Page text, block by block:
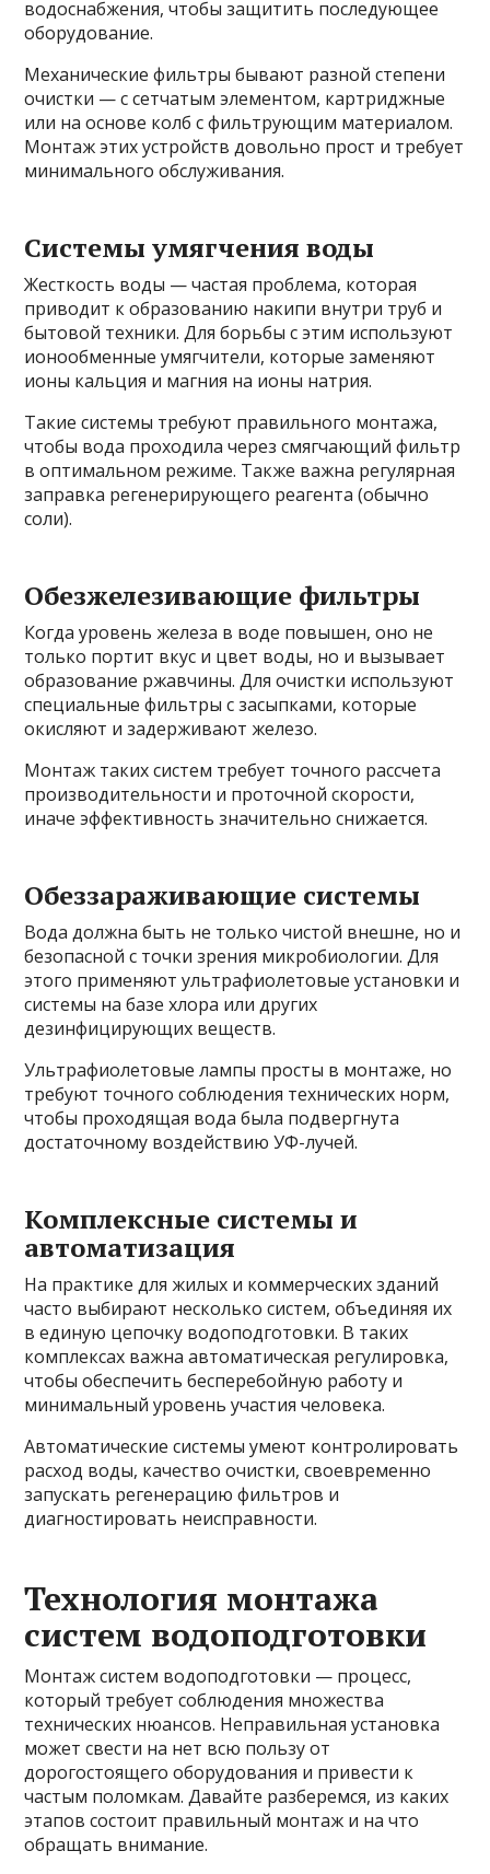
водоснабжения, чтобы защитить последующее
оборудование.
Механические фильтры бывают разной степени
очистки — с сетчатым элементом, картриджные
или на основе колб с фильтрующим материалом.
Монтаж этих устройств довольно прост и требует
минимального обслуживания.
Системы умягчения воды
Жесткость воды — частая проблема, которая
приводит к образованию накипи внутри труб и
бытовой техники. Для борьбы с этим используют
ионообменные умягчители, которые заменяют
ионы кальция и магния на ионы натрия.
Такие системы требуют правильного монтажа,
чтобы вода проходила через смягчающий фильтр
в оптимальном режиме. Также важна регулярная
заправка регенерирующего реагента (обычно
соли).
Обезжелезивающие фильтры
Когда уровень железа в воде повышен, оно не
только портит вкус и цвет воды, но и вызывает
образование ржавчины. Для очистки используют
специальные фильтры с засыпками, которые
окисляют и задерживают железо.
Монтаж таких систем требует точного рассчета
производительности и проточной скорости,
иначе эффективность значительно снижается.
Обеззараживающие системы
Вода должна быть не только чистой внешне, но и
безопасной с точки зрения микробиологии. Для
этого применяют ультрафиолетовые установки и
системы на базе хлора или других
дезинфицирующих веществ.
Ультрафиолетовые лампы просты в монтаже, но
требуют точного соблюдения технических норм,
чтобы проходящая вода была подвергнута
достаточному воздействию УФ-лучей.
Комплексные системы и
автоматизация
На практике для жилых и коммерческих зданий
часто выбирают несколько систем, объединяя их
в единую цепочку водоподготовки. В таких
комплексах важна автоматическая регулировка,
чтобы обеспечить бесперебойную работу и
минимальный уровень участия человека.
Автоматические системы умеют контролировать
расход воды, качество очистки, своевременно
запускать регенерацию фильтров и
диагностировать неисправности.
Технология монтажа
систем водоподготовки
Монтаж систем водоподготовки — процесс,
который требует соблюдения множества
технических нюансов. Неправильная установка
может свести на нет всю пользу от
дорогостоящего оборудования и привести к
частым поломкам. Давайте разберемся, из каких
этапов состоит правильный монтаж и на что
обращать внимание.